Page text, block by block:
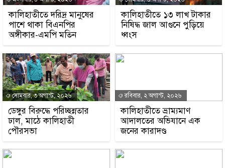
কালিহাতীতে দরিদ্র মানুষের
পাশে থাকা বিএনপির
অঙ্গীকার-এমপি মতিন
কালিহাতীতে ১৩ লাখ টাকার
নিষিদ্ধ জাল আগুনে পুড়িয়ে
ধ্বংস
সোমবার, ৩ অগাস্ট, ২০২৬
ডেঙ্গুর বিরুদ্ধে পরিচ্ছন্নতার
ঢাল, মাঠে কালিহাতী
পৌরসভা
রবিবার, ২ অগাস্ট, ২০২৬
কালিহাতীতে ভ্রাম্যমাণ
আদালতের অভিযানে এক
জনের কারাদণ্ড